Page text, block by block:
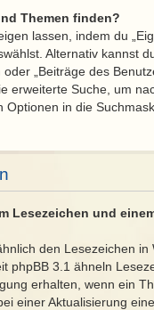
Themen finden?
lassen, indem du
Alternativ kannst
„Beiträge des
erweiterte Suche, um
Optionen in die
Lesezeichen und
den Lesezeichen
phpBB 3.1 ähneln
erhalten, wenn ein
einer Aktualisierung